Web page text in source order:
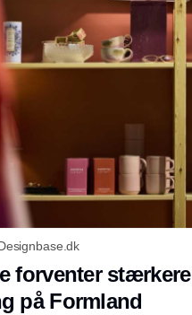
forventer stærkere
på Formland